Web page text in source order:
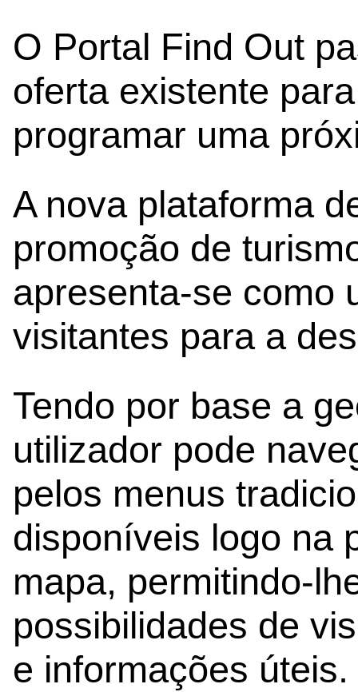
O Portal Find Out
oferta existente
programar uma
A nova plataforma
promoção de
apresenta-se como
visitantes para a
Tendo por base a
utilizador pode
pelos menus
disponíveis logo na
mapa, permitindo-
possibilidades de
e informações úteis.